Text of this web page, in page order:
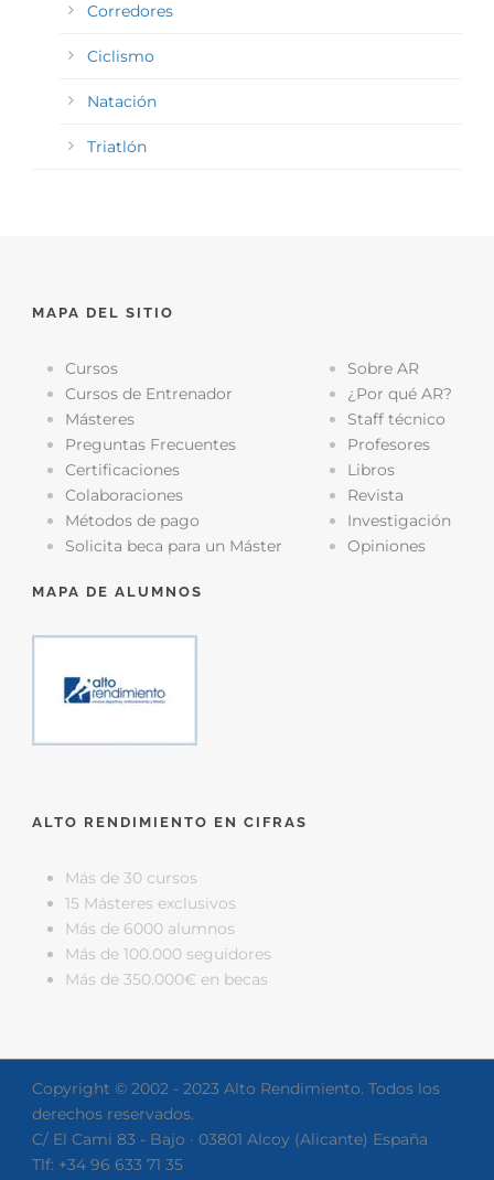
Corredores
Ciclismo
Natación
Triatlón
MAPA DEL SITIO
Cursos
Cursos de Entrenador
Másteres
Preguntas Frecuentes
Certificaciones
Colaboraciones
Métodos de pago
Solicita beca para un Máster
Sobre AR
¿Por qué AR?
Staff técnico
Profesores
Libros
Revista
Investigación
Opiniones
MAPA DE ALUMNOS
ALTO RENDIMIENTO EN CIFRAS
Más de 30 cursos
15 Másteres exclusivos
Más de 6000 alumnos
Más de 100.000 seguidores
Más de 350.000€ en becas
Copyright © 2002 - 2023 Alto Rendimiento. Todos los
derechos reservados.
C/ El Cami 83 - Bajo · 03801 Alcoy (Alicante) España
Tlf: +34 96 633 71 35